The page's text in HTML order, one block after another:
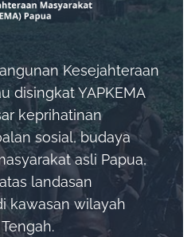
Kesejahteraan
disingkat YAPKEMA
keprihatinan
sosial, budaya
asli Papua,
landasan
kawasan wilayah